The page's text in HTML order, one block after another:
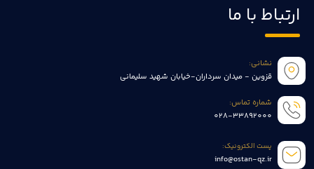
ارتباط با ما
نشانی:
قزوین - میدان سرداران-خیابان شهید سلیمانی
شماره تماس:
028-33892000
پست الکترونیک:
info@ostan-qz.ir